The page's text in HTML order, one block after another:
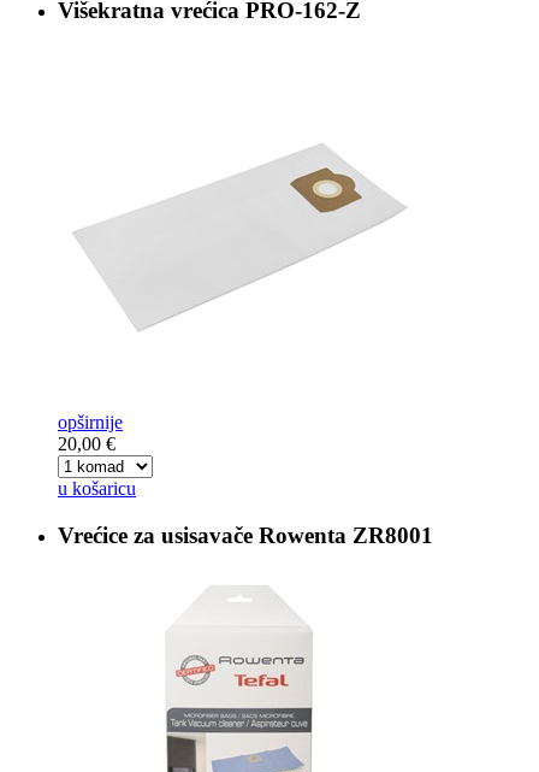
Višekratna vrećica PRO-162-Z
opširnije
20,00 €
u košaricu
Vrećice za usisavače Rowenta ZR8001